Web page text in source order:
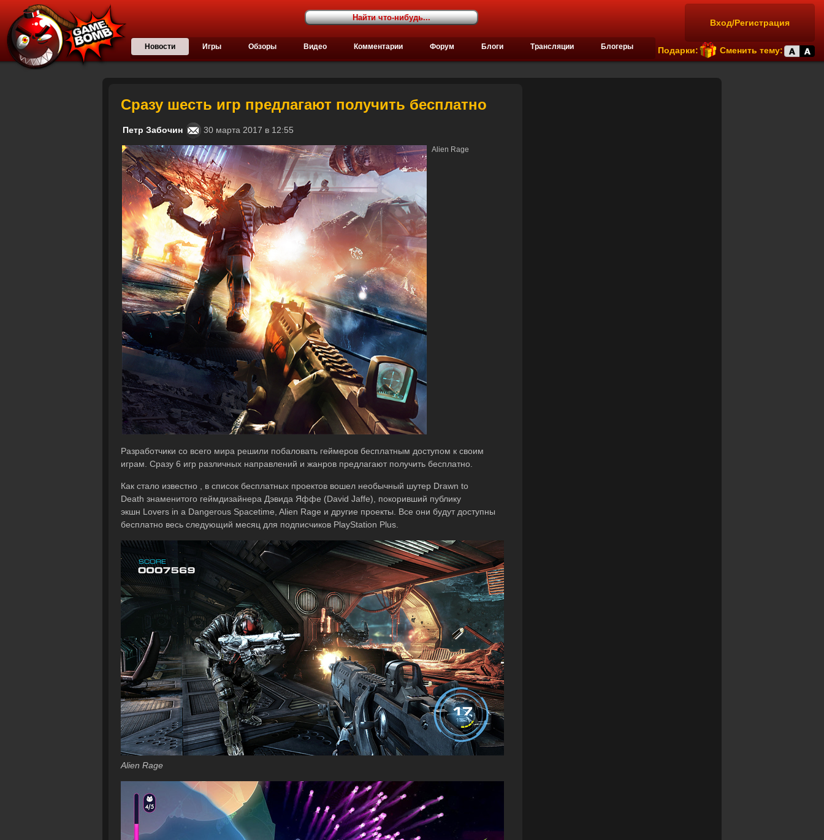
Вход/Регистрация
Подарки: Сменить тему:
Новости Игры Обзоры Видео Комментарии Форум Блоги Трансляции Блогеры
Сразу шесть игр предлагают получить бесплатно
Петр Забочин 30 марта 2017 в 12:55
Alien Rage
Разработчики со всего мира решили побаловать геймеров бесплатным доступом к своим
играм. Сразу 6 игр различных направлений и жанров предлагают получить бесплатно.
Как стало известно , в список бесплатных проектов вошел необычный шутер Drawn to
Death знаменитого геймдизайнера Дэвида Яффе (David Jaffe), покоривший публику
экшн Lovers in a Dangerous Spacetime, Alien Rage и другие проекты. Все они будут доступны
бесплатно весь следующий месяц для подписчиков PlayStation Plus.
Alien Rage